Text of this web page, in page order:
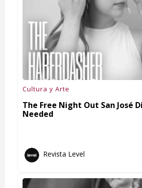
Cultura y Arte
The Free Night Out San José
Needed
Revista Level